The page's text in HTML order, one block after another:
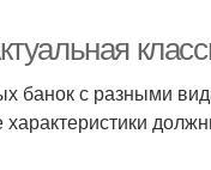
банок с разными
характеристики